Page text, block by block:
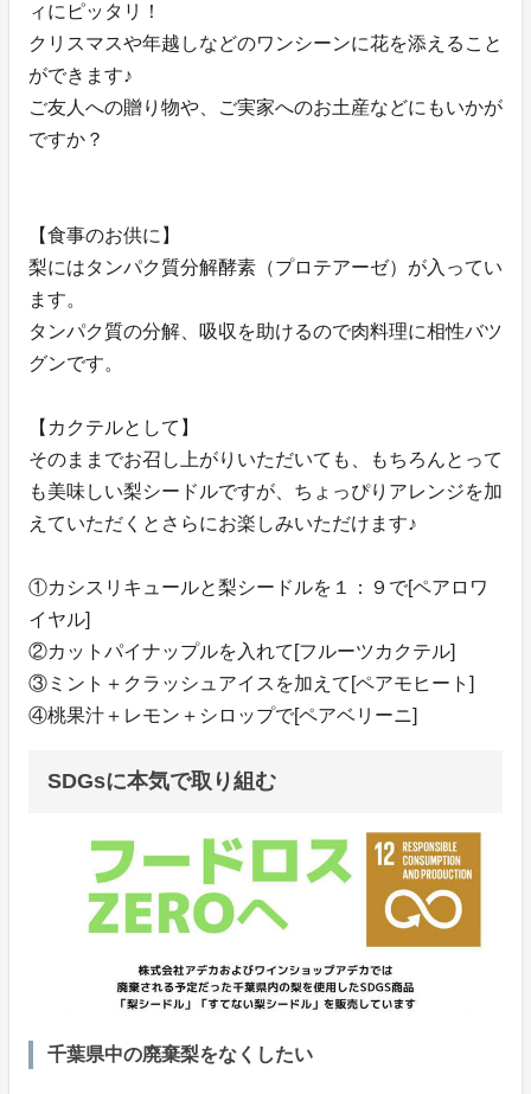
ィにピッタリ！
クリスマスや年越しなどのワンシーンに花を添えること
ができます♪
ご友人への贈り物や、ご実家へのお土産などにもいかが
ですか？
【食事のお供に】
梨にはタンパク質分解酵素（プロテアーゼ）が入ってい
ます。
タンパク質の分解、吸収を助けるので肉料理に相性バツ
グンです。
【カクテルとして】
そのままでお召し上がりいただいても、もちろんとって
も美味しい梨シードルですが、ちょっぴりアレンジを加
えていただくとさらにお楽しみいただけます♪
①カシスリキュールと梨シードルを１：９で[ペアロワ
イヤル]
②カットパイナップルを入れて[フルーツカクテル]
③ミント＋クラッシュアイスを加えて[ペアモヒート]
④桃果汁＋レモン＋シロップで[ペアベリーニ]
SDGsに本気で取り組む
千葉県中の廃棄梨をなくしたい